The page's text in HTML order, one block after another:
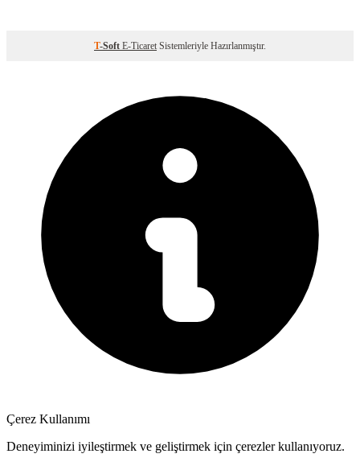
T-Soft E-Ticaret Sistemleriyle Hazırlanmıştır.
Çerez Kullanımı
Deneyiminizi iyileştirmek ve geliştirmek için çerezler kullanıyoruz.